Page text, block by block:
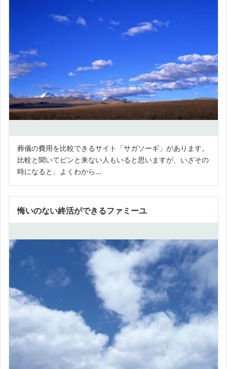
葬儀の費用を比較できるサイト「サガソーギ」があります。
比較と聞いてピンと来ない人もいると思いますが、いざその
時になると、よくわから...
悔いのない終活ができるファミーユ